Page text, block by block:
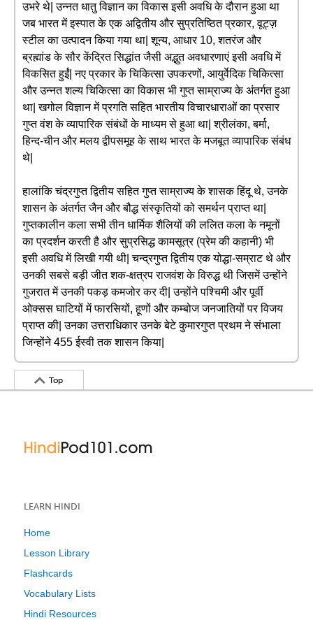
उभरे थे| उन्नत धातु विज्ञान का विकास इसी अवधि के दौरान हुआ था
जब भारत में इस्पात के एक अद्वितीय और सुप्रतिष्ठित प्रकार, वूट्ज़
स्टील का उत्पादन किया गया था| शून्य, आधार 10, शतरंज और
ब्रह्मांड के सौर केंद्रित सिद्धांत जैसी अद्भुत अवधारणाएं इसी अवधि में
विकसित हुईं| नए प्रकार के चिकित्सा उपकरणों, आयुर्वेदिक चिकित्सा
और उन्नत शल्य चिकित्सा का विकास भी गुप्त साम्राज्य के अंतर्गत हुआ
था| खगोल विज्ञान में प्रगति सहित भारतीय विचारधाराओं का प्रसार
गुप्त वंश के व्यापारिक संबंधों के माध्यम से हुआ था| श्रीलंका, बर्मा,
हिन्द-चीन और मलय द्वीपसमूह के साथ भारत के मजबूत व्यापारिक संबंध
थे|
हालांकि चंद्रगुप्त द्वितीय सहित गुप्त साम्राज्य के शासक हिंदू थे, उनके
शासन के अंतर्गत जैन और बौद्ध संस्कृतियों को समर्थन प्राप्त था|
गुप्तकालीन कला सभी तीन धार्मिक शैलियों की ललित कला के नमूनों
का प्रदर्शन करती है और सुप्रसिद्ध कामसूत्र (प्रेम की कहानी) भी
इसी अवधि में लिखी गयी थी| चन्द्रगुप्त द्वितीय एक योद्धा-सम्राट थे और
उनकी सबसे बड़ी जीत शक-क्षत्रप राजवंश के विरुद्ध थी जिसमें उन्होंने
गुजरात में उनकी पकड़ कमजोर कर दी| उन्होंने पश्चिमी और पूर्वी
ओक्सस घाटियों में फारसियों, हूणों और कम्बोज जनजातियों पर विजय
प्राप्त की| उनका उत्तराधिकार उनके बेटे कुमारगुप्त प्रथम ने संभाला
जिन्होंने 455 ईस्वी तक शासन किया|
Top
LEARN HINDI
Home
Lesson Library
Flashcards
Vocabulary Lists
Hindi Resources